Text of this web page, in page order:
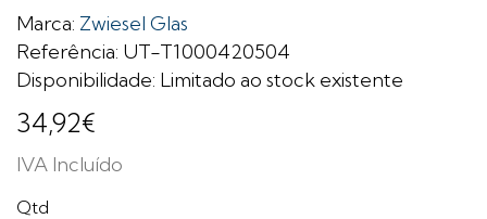
Marca: Zwiesel Glas
Referência: UT-T1000420504
Disponibilidade: Limitado ao stock existente
34,92€
IVA Incluído
Qtd